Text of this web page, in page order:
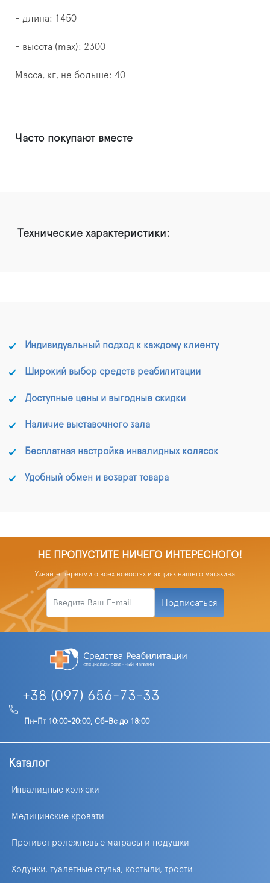
- длина: 1450
- высота (max): 2300
Масса, кг, не больше: 40
Часто покупают вместе
Технические характеристики:
Индивидуальный подход к каждому клиенту
Широкий выбор средств реабилитации
Доступные цены и выгодные скидки
Наличие выставочного зала
Бесплатная настройка инвалидных колясок
Удобный обмен и возврат товара
НЕ ПРОПУСТИТЕ НИЧЕГО ИНТЕРЕСНОГО!
Узнайте первыми о всех новостях и акциях нашего магазина
Подписаться
+38 (097) 656-73-33
Пн-Пт 10:00-20:00, Сб-Вс до 18:00
Каталог
Инвалидные коляски
Медицинские кровати
Противопролежневые матрасы и подушки
Ходунки, туалетные стулья, костыли, трости